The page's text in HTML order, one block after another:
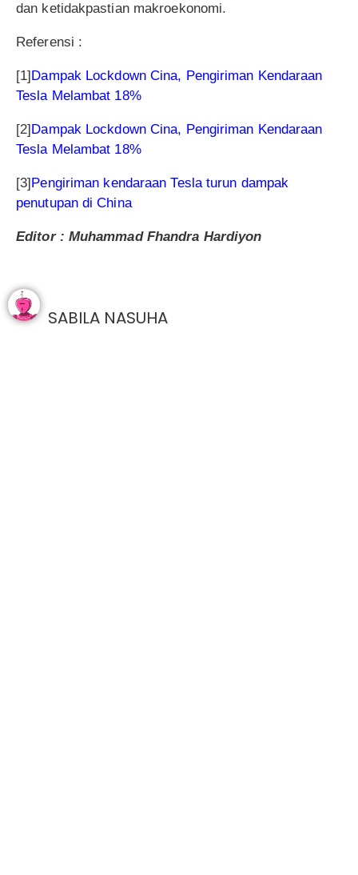
dan ketidakpastian makroekonomi.
Referensi :
[1] Dampak Lockdown Cina, Pengiriman Kendaraan
Tesla Melambat 18%
[2] Dampak Lockdown Cina, Pengiriman Kendaraan
Tesla Melambat 18%
[3] Pengiriman kendaraan Tesla turun dampak
penutupan di China
Editor : Muhammad Fhandra Hardiyon
SABILA NASUHA